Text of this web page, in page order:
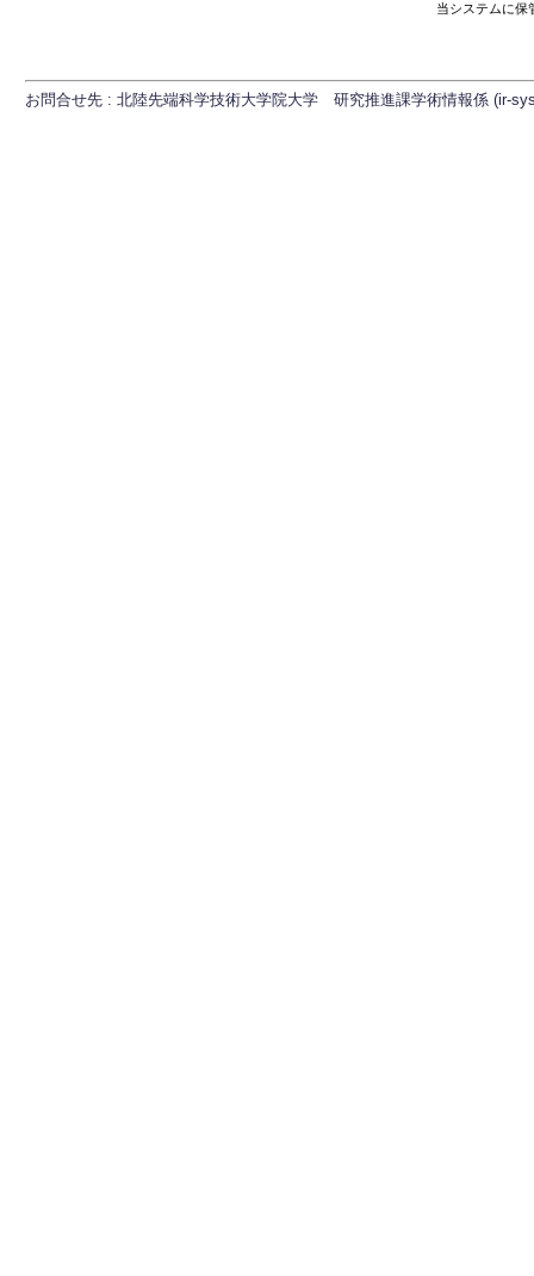
当システムに保
お問合せ先 : 北陸先端科学技術大学院大学 研究推進課学術情報係 (ir-